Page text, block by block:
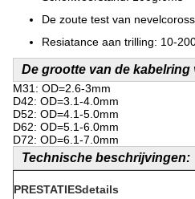
De zoute test van
Resiatance aan trilling: 10-
De grootte van de kabelring
M31: OD=2.6-3mm
D42: OD=3.1-4.0mm
D52: OD=4.1-5.0mm
D62: OD=5.1-6.0mm
D72: OD=6.1-7.0mm
Technische beschrijvingen:
PRESTATIESdetails